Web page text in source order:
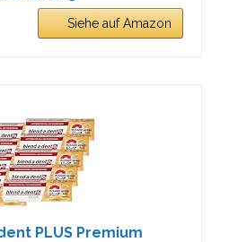
Siehe auf Amazon
PLUS Premium